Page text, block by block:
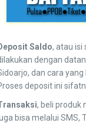
Saldo, atau isi
dengan
dan cara
deposit ini
, beli produk
bisa melalui SMS,